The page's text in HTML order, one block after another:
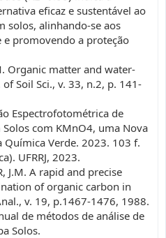
eficaz e sustentável ao
solos, alinhando-se aos
promovendo a proteção
Organic matter and water-
Soil Sci., v. 33, n.2, p. 141-
Espectrofotométrica de
com KMnO4, uma Nova
Verde. 2023. 103 f.
UFRRJ, 2023.
J.M. A rapid and precise
of organic carbon in
v. 19, p.1467-1476, 1988.
de métodos de análise de
Solos.